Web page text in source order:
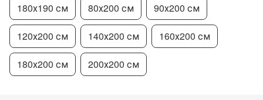
180х190 см 80х200 см 90х200 см
120х200 см 140х200 см 160х200 см
180х200 см 200х200 см